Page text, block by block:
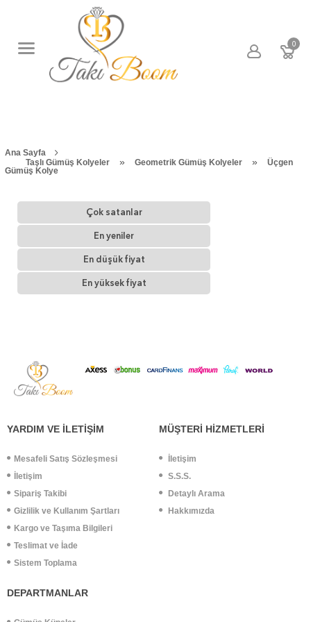
0
Ana Sayfa
Taşlı Gümüş Kolyeler
» Geometrik Gümüş Kolyeler »
Üçgen
Gümüş Kolye
Çok satanlar
En yeniler
En düşük fiyat
En yüksek fiyat
YARDIM VE İLETİŞİM
Mesafeli Satış Sözleşmesi
İletişim
Sipariş Takibi
Gizlilik ve Kullanım Şartları
Kargo ve Taşıma Bilgileri
Teslimat ve İade
Sistem Toplama
MÜŞTERİ HİZMETLERİ
İletişim
S.S.S.
Detaylı Arama
Hakkımızda
DEPARTMANLAR